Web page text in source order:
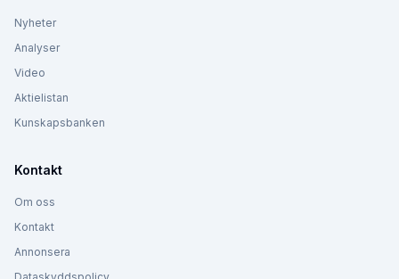
Nyheter
Analyser
Video
Aktielistan
Kunskapsbanken
Kontakt
Om oss
Kontakt
Annonsera